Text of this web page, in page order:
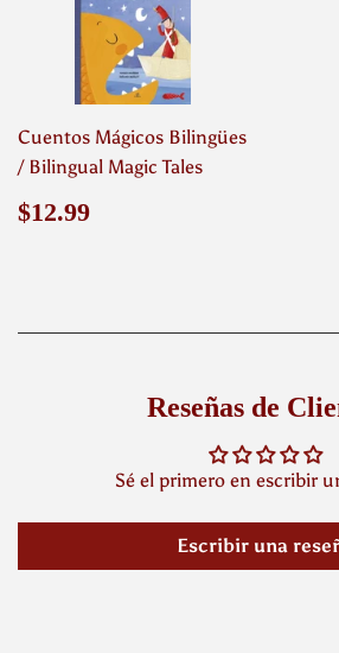
Cuentos Mágicos Bilingües
/ Bilingual Magic Tales
Precio
$12.99
Reseñas de
Sé el primero en escribir
Escribir una